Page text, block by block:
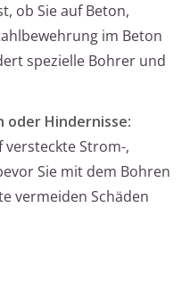
ob Sie auf Beton,
im Beton
spezielle Bohrer und
oder Hindernisse:
versteckte Strom-,
Sie mit dem Bohren
vermeiden Schäden